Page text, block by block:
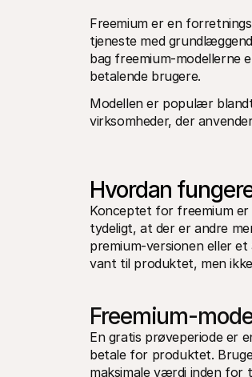
Freemium er en
tjeneste med
bag freemium-modellerne
betalende brugere.
Modellen er populær
virksomheder, der
Hvordan
Konceptet for freemium
tydeligt, at der er andre
premium-versionen eller
vant til produktet, men
Freemium-
En gratis prøveperiode er
betale for produktet.
maksimale værdi inden for